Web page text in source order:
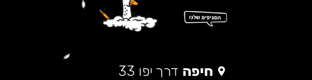
חיפה דרך יפו 33